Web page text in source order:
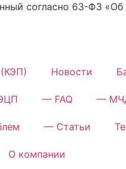
согласно 63-ФЗ «Об
Новости
— FAQ —
— Статьи
О компании